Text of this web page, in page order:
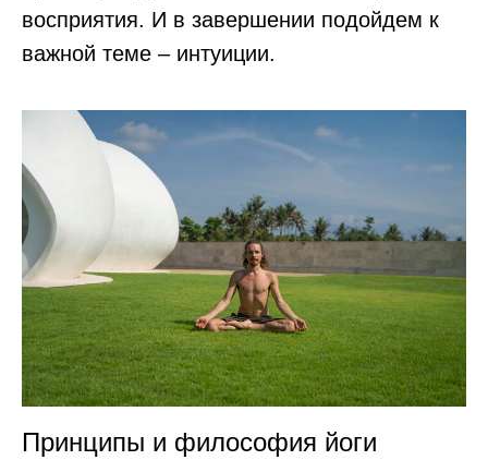
восприятия. И в завершении подойдем к
важной теме – интуиции.
Принципы и философия йоги